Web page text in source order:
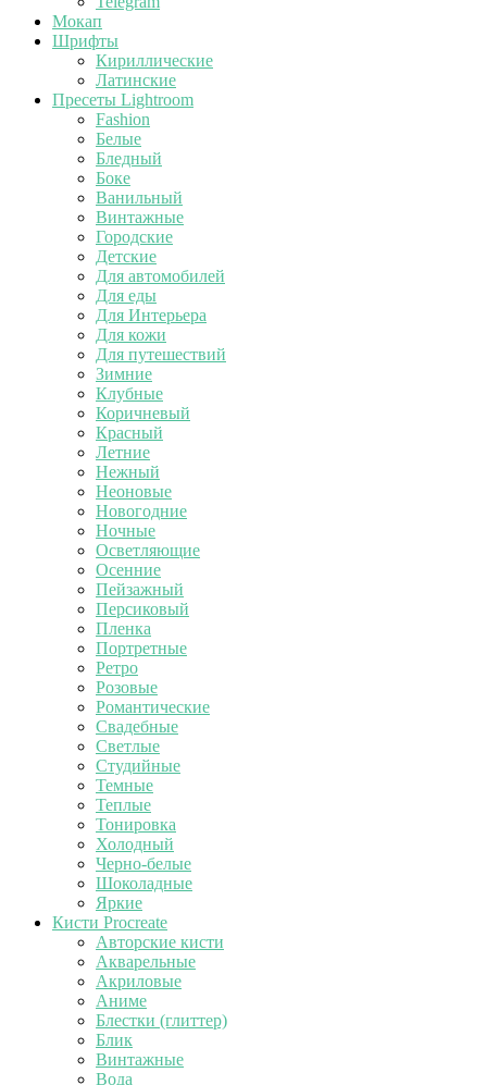
Мокап
Шрифты
Кириллические
Латинские
Пресеты Lightroom
Fashion
Белые
Бледный
Боке
Ванильный
Винтажные
Городские
Детские
Для автомобилей
Для еды
Для Интерьера
Для кожи
Для путешествий
Зимние
Клубные
Коричневый
Красный
Летние
Нежный
Неоновые
Новогодние
Ночные
Осветляющие
Осенние
Пейзажный
Персиковый
Пленка
Портретные
Ретро
Розовые
Романтические
Свадебные
Светлые
Студийные
Темные
Теплые
Тонировка
Холодный
Черно-белые
Шоколадные
Яркие
Кисти Procreate
Авторские кисти
Акварельные
Акриловые
Аниме
Блестки (глиттер)
Блик
Винтажные
Вода